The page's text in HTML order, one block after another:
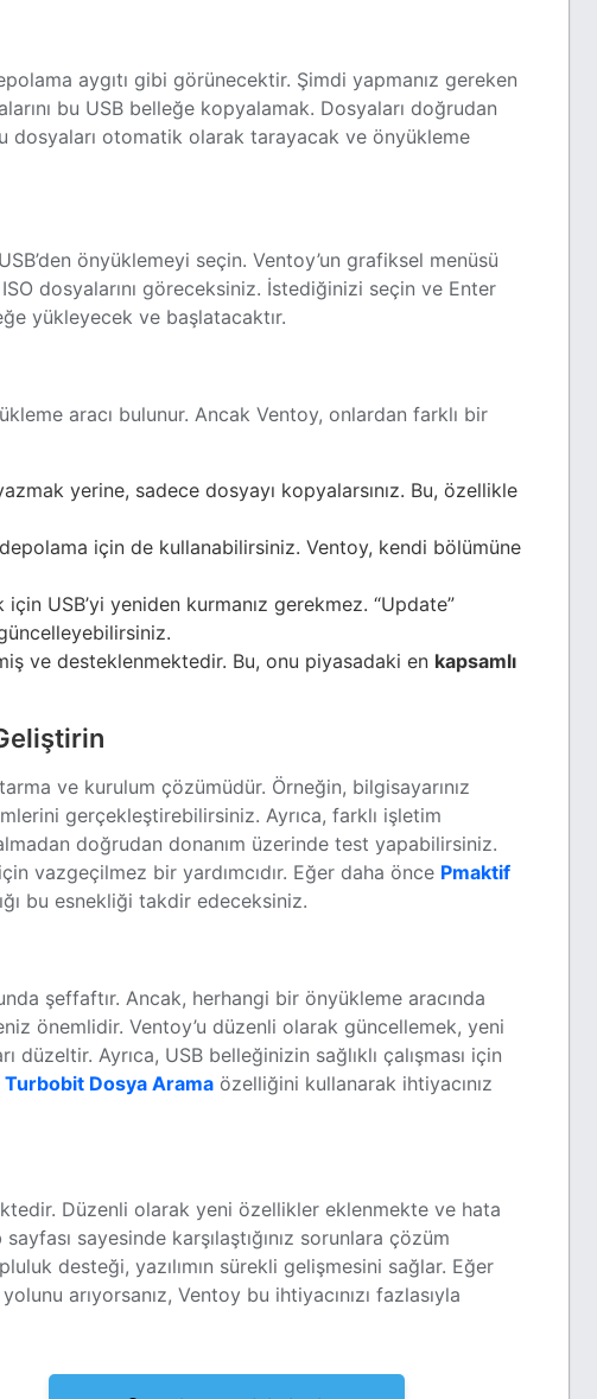
aygıtı gibi görünecektir. Şimdi yapmanız gereken
bu USB belleğe kopyalamak. Dosyaları doğrudan
otomatik olarak tarayacak ve önyükleme
önyüklemeyi seçin. Ventoy’un grafiksel menüsü
ISO dosyalarını göreceksiniz. İstediğinizi seçin ve Enter
yükleyecek ve başlatacaktır.
aracı bulunur. Ancak Ventoy, onlardan farklı bir
yerine, sadece dosyayı kopyalarsınız. Bu, özellikle
için de kullanabilirsiniz. Ventoy, kendi bölümüne
USB’yi yeniden kurmanız gerekmez. “Update”
ve desteklenmektedir. Bu, onu piyasadaki en kapsamlı
ve kurulum çözümüdür. Örneğin, bilgisayarınız
gerçekleştirebilirsiniz. Ayrıca, farklı işletim
doğrudan donanım üzerinde test yapabilirsiniz.
vazgeçilmez bir yardımcıdır. Eğer daha önce Pmaktif
bu esnekliği takdir edeceksiniz.
şeffaftır. Ancak, herhangi bir önyükleme aracında
önemlidir. Ventoy’u düzenli olarak güncellemek, yeni
Ayrıca, USB belleğinizin sağlıklı çalışması için
Turbobit Dosya Arama özelliğini kullanarak ihtiyacınız
Düzenli olarak yeni özellikler eklenmekte ve hata
sayesinde karşılaştığınız sorunlara çözüm
desteği, yazılımın sürekli gelişmesini sağlar. Eğer
yolunu arıyorsanız, Ventoy bu ihtiyacınızı fazlasıyla